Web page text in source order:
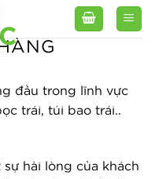
đầu trong lĩnh vực
trái, túi bao trái..
hài lòng của khách